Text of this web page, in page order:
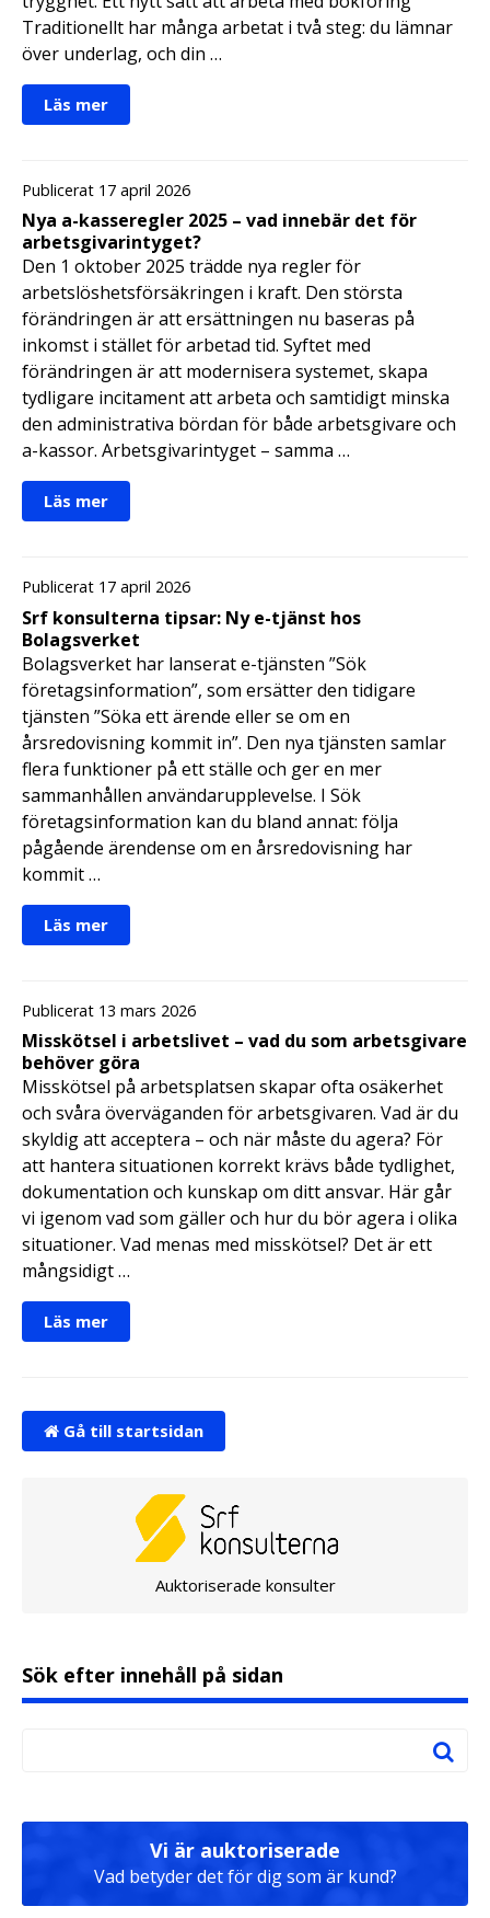
Traditionellt har många arbetat i två steg: du lämnar
över underlag, och din …
Läs mer
Publicerat 17 april 2026
Nya a-kasseregler 2025 – vad innebär det för
arbetsgivarintyget?
Den 1 oktober 2025 trädde nya regler för
arbetslöshetsförsäkringen i kraft. Den största
förändringen är att ersättningen nu baseras på
inkomst i stället för arbetad tid. Syftet med
förändringen är att modernisera systemet, skapa
tydligare incitament att arbeta och samtidigt minska
den administrativa bördan för både arbetsgivare och
a-kassor. Arbetsgivarintyget – samma …
Läs mer
Publicerat 17 april 2026
Srf konsulterna tipsar: Ny e-tjänst hos
Bolagsverket
Bolagsverket har lanserat e-tjänsten ”Sök
företagsinformation”, som ersätter den tidigare
tjänsten ”Söka ett ärende eller se om en
årsredovisning kommit in”. Den nya tjänsten samlar
flera funktioner på ett ställe och ger en mer
sammanhållen användarupplevelse. I Sök
företagsinformation kan du bland annat: följa
pågående ärendense om en årsredovisning har
kommit …
Läs mer
Publicerat 13 mars 2026
Misskötsel i arbetslivet – vad du som arbetsgivare
behöver göra
Misskötsel på arbetsplatsen skapar ofta osäkerhet
och svåra överväganden för arbetsgivaren. Vad är du
skyldig att acceptera – och när måste du agera? För
att hantera situationen korrekt krävs både tydlighet,
dokumentation och kunskap om ditt ansvar. Här går
vi igenom vad som gäller och hur du bör agera i olika
situationer. Vad menas med misskötsel? Det är ett
mångsidigt …
Läs mer
Gå till startsidan
Auktoriserade konsulter
Sök efter innehåll på sidan
Vi är auktoriserade
Vad betyder det för dig som är kund?